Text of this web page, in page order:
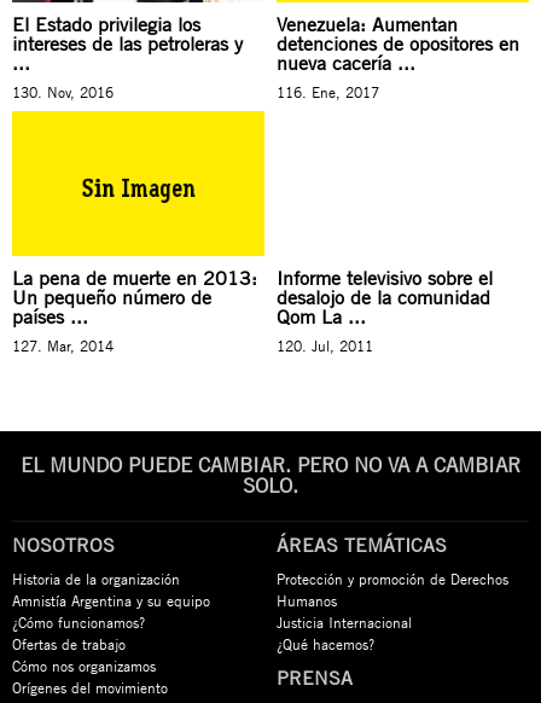
El Estado privilegia los
intereses de las petroleras y
...
130. Nov, 2016
Venezuela: Aumentan
detenciones de opositores en
nueva cacería ...
116. Ene, 2017
La pena de muerte en 2013:
Un pequeño número de
países ...
127. Mar, 2014
Informe televisivo sobre el
desalojo de la comunidad
Qom La ...
120. Jul, 2011
EL MUNDO PUEDE CAMBIAR. PERO NO VA A CAMBIAR
SOLO.
NOSOTROS
Historia de la organización
Amnistía Argentina y su equipo
¿Cómo funcionamos?
Ofertas de trabajo
Cómo nos organizamos
Orígenes del movimiento
ÁREAS TEMÁTICAS
Protección y promoción de Derechos
Humanos
Justicia Internacional
¿Qué hacemos?
PRENSA